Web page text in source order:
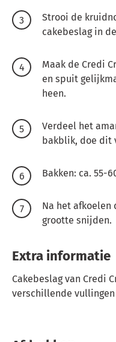
Strooi de
cakebeslag in
Maak de Credi
en spuit
heen.
Verdeel het
bakblik, doe dit
Bakken: ca. 55-
Na het afkoelen
grootte snijden.
Extra informatie
Cakebeslag van Credi
verschillende vullingen